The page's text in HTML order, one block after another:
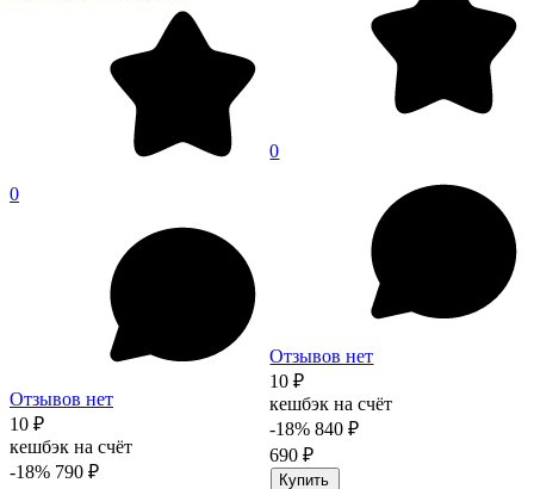
0
Отзывов нет
10 ₽
кешбэк на счёт
-18% 790 ₽
0
Отзывов нет
10 ₽
кешбэк на счёт
-18% 840 ₽
690 ₽
Купить